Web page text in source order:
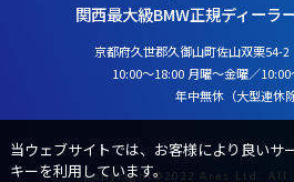
関西最大級BMW正規ディーラ
京都府久世郡久御山町佐山双栗54-
10:00～18:00 月曜～金曜／
年中無休（大型連休除
Copyright©2022 Ares Ltd. All
当ウェブサイトでは、お客様により良いサ
キーを利用しています。